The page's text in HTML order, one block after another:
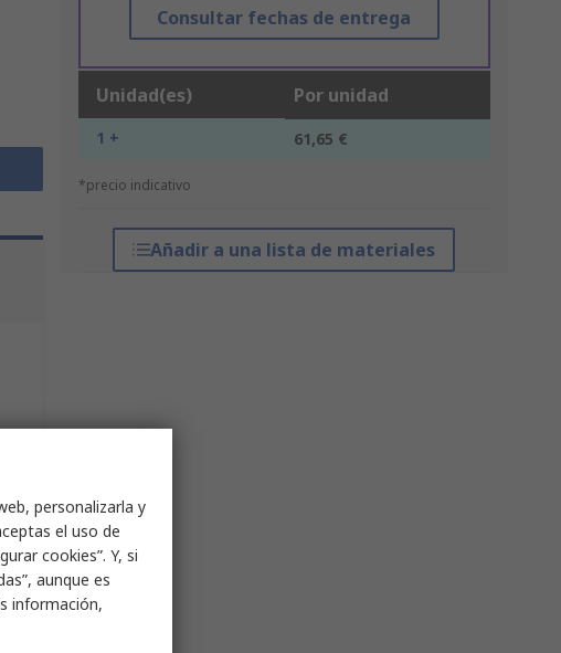
Consultar fechas de entrega
Unidad(es) Por unidad
1 + 61,65 €
*precio indicativo
Añadir a una lista de materiales
personalizarla y
el uso de
cookies”. Y, si
aunque es
información,